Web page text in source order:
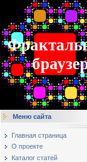
Меню сайта
Главная страница
О проекте
Каталог статей